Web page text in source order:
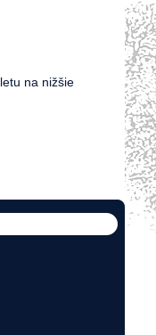
na nižšie